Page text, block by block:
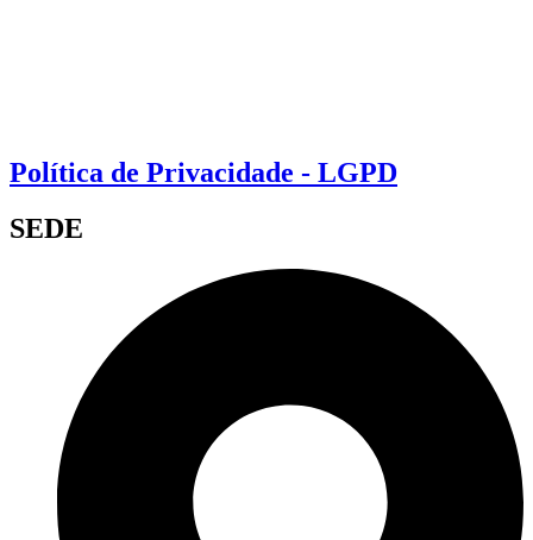
Política de Privacidade - LGPD
SEDE